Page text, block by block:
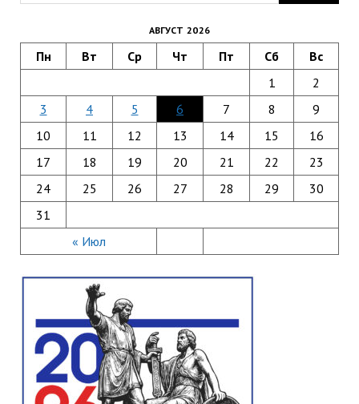
АВГУСТ 2026
Пн Вт Ср Чт Пт Сб Вс
« Июл
1
2
3
4 5 6 7 8
9
10
11 12 13 14 15
16
17
18 19 20 21 22
23
24
25 26 27 28 29
30
31